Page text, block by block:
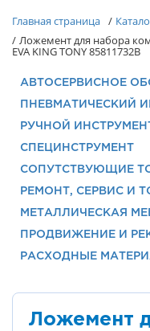
Главная страница /
/ Ложемент для набора
EVA KING TONY 85811732B
АВТОСЕРВИСНОЕ
ПНЕВМАТИЧЕСКИЙ
РУЧНОЙ
СПЕЦИНСТРУМЕНТ
СОПУТСТВУЮЩИЕ
РЕМОНТ, СЕРВИС И
МЕТАЛЛИЧЕСКАЯ
ПРОДВИЖЕНИЕ И
РАСХОДНЫЕ
Ложемент